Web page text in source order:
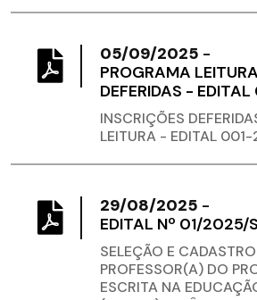
05/09/2025 -
PROGRAMA
DEFERIDAS -
INSCRIÇÕES
LEITURA - EDITAL
29/08/2025 -
EDITAL Nº 01/
SELEÇÃO E
PROFESSOR(A) DO
ESCRITA NA